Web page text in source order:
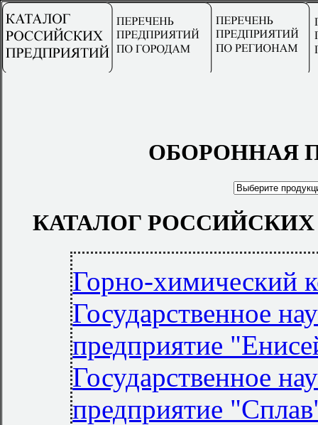
ОБОРОННАЯ
КАТАЛОГ
Горно-химический
Государственное
предприятие
Государственное
предприятие